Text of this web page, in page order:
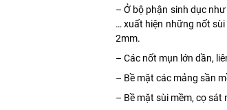
– Ở bộ phận sinh dục
… xuất hiện những nốt
2mm.
– Các nốt mụn lớn dần,
– Bề mặt các mảng sần
– Bề mặt sùi mềm, cọ